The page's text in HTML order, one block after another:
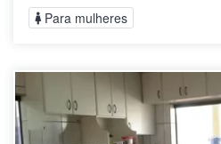
Para mulheres